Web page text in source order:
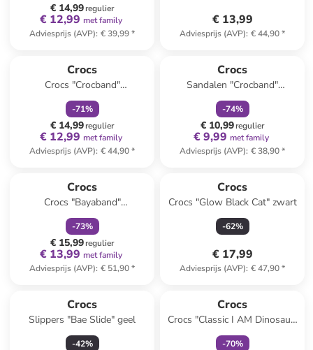
€ 14,99regulier
€ 12,99 met family
Adviesprijs (AVP): € 39,99*
€ 13,99
Adviesprijs (AVP): € 44,90*
Crocs
Crocs "Crocband"
donkerblauw
-71%
€ 14,99regulier
€ 12,99 met family
Adviesprijs (AVP): € 44,90*
Crocs
Sandalen "Crocband"
oranje/paars
-74%
€ 10,99regulier
€ 9,99 met family
Adviesprijs (AVP): € 38,90*
Crocs
Crocs "Bayaband"
zwart/lichtblauw
-73%
€ 15,99regulier
€ 13,99 met family
Adviesprijs (AVP): € 51,90*
Crocs
Crocs "Glow Black Cat" zwart
-62%
€ 17,99
Adviesprijs (AVP): € 47,90*
Crocs
Slippers "Bae Slide" geel
-42%
Crocs
Crocs "Classic I AM Dinosaur"
groen
-70%